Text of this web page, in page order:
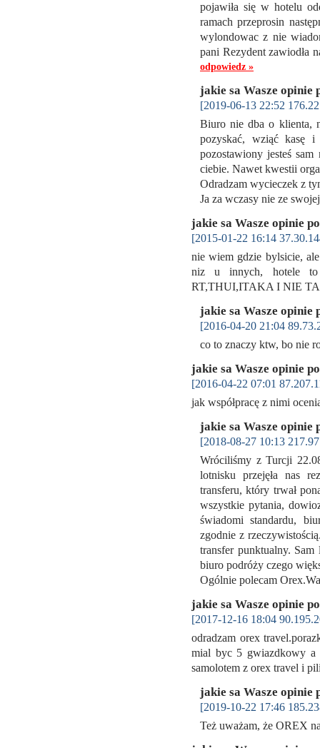
pojawiła się w hotelu
ramach przeprosin
wylondowac z nie
pani Rezydent zawiodła
odpowiedz »
jakie sa Wasze opinie
[2019-06-13 22:52
Biuro nie dba o klienta,
pozyskać, wziąć kasę
pozostawiony jesteś
ciebie. Nawet kwestii
Odradzam wycieczek z
Ja za wczasy nie ze
jakie sa Wasze opinie
[2015-01-22 16:14
nie wiem gdzie bylsicie,
niz u innych, hotele to
RT,THUI,ITAKA I NIE
jakie sa Wasze opinie
[2016-04-20 21:04
co to znaczy ktw, bo nie
jakie sa Wasze opinie
[2016-04-22 07:01
jak współpracę z nimi
jakie sa Wasze opinie
[2018-08-27 10:13
Wróciliśmy z Turcji
lotnisku przejęła nas
transferu, który trwał
wszystkie pytania,
świadomi standardu,
zgodnie z
transfer punktualny.
biuro podróży czego
Ogólnie polecam
jakie sa Wasze opinie
[2017-12-16 18:04
odradzam orex
mial byc 5 gwiazdkowy a
samolotem z orex travel i
jakie sa Wasze opinie
[2019-10-22 17:46
Też uważam, że OREX